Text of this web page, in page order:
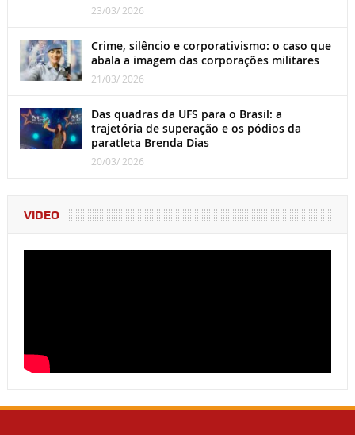
23/03/ 2026
Crime, silêncio e corporativismo: o caso que
abala a imagem das corporações militares
21/03/ 2026
Das quadras da UFS para o Brasil: a
trajetória de superação e os pódios da
paratleta Brenda Dias
20/03/ 2026
VIDEO